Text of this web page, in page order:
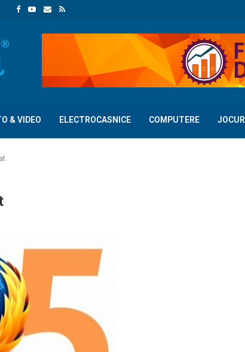
& VIDEO ELECTROCASNICE COMPUTERE JOCURI